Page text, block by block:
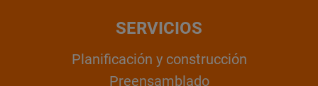
SERVICIOS
Planificación y construcción
Preensamblado